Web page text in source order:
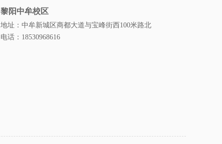
黎阳中牟校区
地址：中牟新城区商都大道与宝峰街西100米路北
电话：18530968616